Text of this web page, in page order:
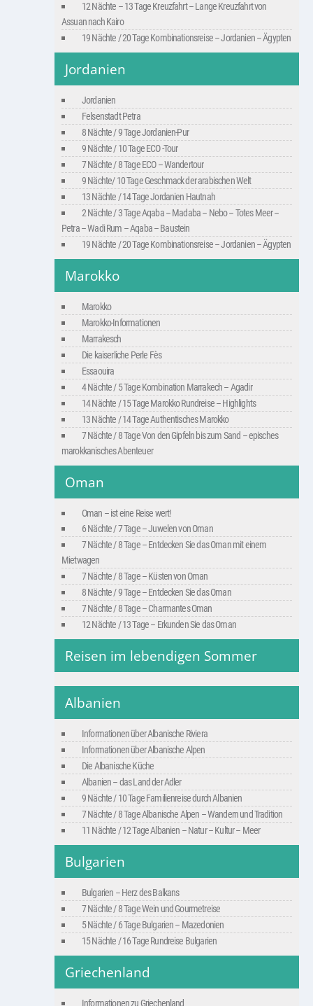
12 Nächte – 13 Tage Kreuzfahrt – Lange Kreuzfahrt von
Assuan nach Kairo
19 Nächte / 20 Tage Kombinationsreise – Jordanien – Ägypten
Jordanien
Jordanien
Felsenstadt Petra
8 Nächte / 9 Tage Jordanien-Pur
9 Nächte / 10 Tage ECO -Tour
7 Nächte / 8 Tage ECO – Wandertour
9 Nächte/ 10 Tage Geschmack der arabischen Welt
13 Nächte / 14 Tage Jordanien Hautnah
2 Nächte / 3 Tage Aqaba – Madaba – Nebo – Totes Meer –
Petra – Wadi Rum – Aqaba – Baustein
19 Nächte / 20 Tage Kombinationsreise – Jordanien – Ägypten
Marokko
Marokko
Marokko-Informationen
Marrakesch
Die kaiserliche Perle Fès
Essaouira
4 Nächte / 5 Tage Kombination Marrakech – Agadir
14 Nächte / 15 Tage Marokko Rundreise – Highlights
13 Nächte / 14 Tage Authentisches Marokko
7 Nächte / 8 Tage Von den Gipfeln bis zum Sand – episches
marokkanisches Abenteuer
Oman
Oman – ist eine Reise wert!
6 Nächte / 7 Tage – Juwelen von Oman
7 Nächte / 8 Tage – Entdecken Sie das Oman mit einem
Mietwagen
7 Nächte / 8 Tage – Küsten von Oman
8 Nächte / 9 Tage – Entdecken Sie das Oman
7 Nächte / 8 Tage – Charmantes Oman
12 Nächte / 13 Tage – Erkunden Sie das Oman
Reisen im lebendigen Sommer
Albanien
Informationen über Albanische Riviera
Informationen über Albanische Alpen
Die Albanische Küche
Albanien – das Land der Adler
9 Nächte / 10 Tage Familienreise durch Albanien
7 Nächte / 8 Tage Albanische Alpen – Wandern und Tradition
11 Nächte / 12 Tage Albanien – Natur – Kultur – Meer
Bulgarien
Bulgarien – Herz des Balkans
7 Nächte / 8 Tage Wein und Gourmetreise
5 Nächte / 6 Tage Bulgarien – Mazedonien
15 Nächte / 16 Tage Rundreise Bulgarien
Griechenland
Informationen zu Griechenland